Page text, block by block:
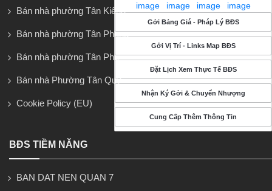
Gởi Bảng Giá - Pháp Lý BĐS
Gởi Vị Trí - Links Map BĐS
Đặt Lịch Xem Thực Tế BĐS
Nhận Ký Gởi & Chuyển Nhượng
Cung Cấp Thêm Thông Tin
Bán nhà phường Tân Kiểng
Bán nhà phường Tân Phong
Bán nhà phường Tân Phú
Bán nhà Phường Tân Quy
Cookie Policy (EU)
BĐS TIỀM NĂNG
BAN DAT NEN QUAN 7